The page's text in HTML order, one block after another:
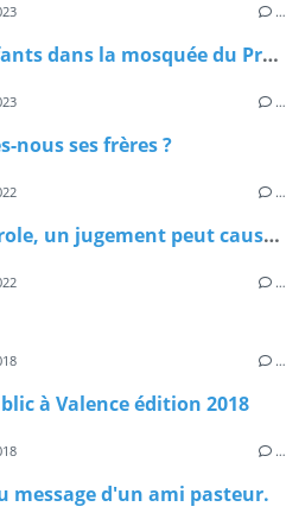
…
Des enfants dans la mosquée du Prophète Mohamed
…
nous ses frères ?
…
Une parole, un jugement peut causer notre perte éternelle
…
…
à Valence édition 2018
…
message d'un ami pasteur.